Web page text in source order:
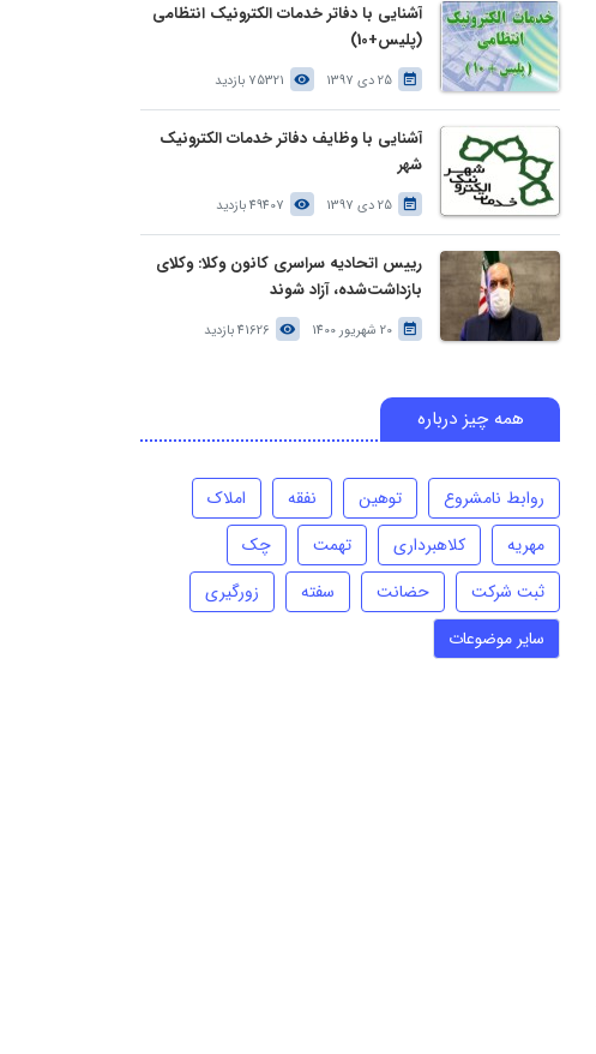
آشنایی با دفاتر خدمات الکترونیک انتظامی
(پلیس+10)
25 دی 1397 75321 بازدید
آشنایی با وظایف دفاتر خدمات الکترونیک
شهر
25 دی 1397 49407 بازدید
رییس اتحادیه سراسری کانون وکلا: وکلای
بازداشت‌شده، آزاد شوند
20 شهریور 1400 41626 بازدید
همه چیز درباره
روابط نامشروع توهین نفقه
املاک
مهریه
کلاهبرداری تهمت
چک
ثبت شرکت
حضانت سفته
زورگیری
سایر موضوعات